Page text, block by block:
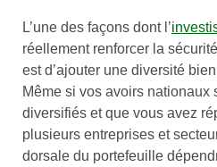
L’une des façons dont l’
réellement renforcer la
est d’ajouter une diversité
Même si vos avoirs nationaux
diversifiés et que vous avez
plusieurs entreprises et
dorsale du portefeuille